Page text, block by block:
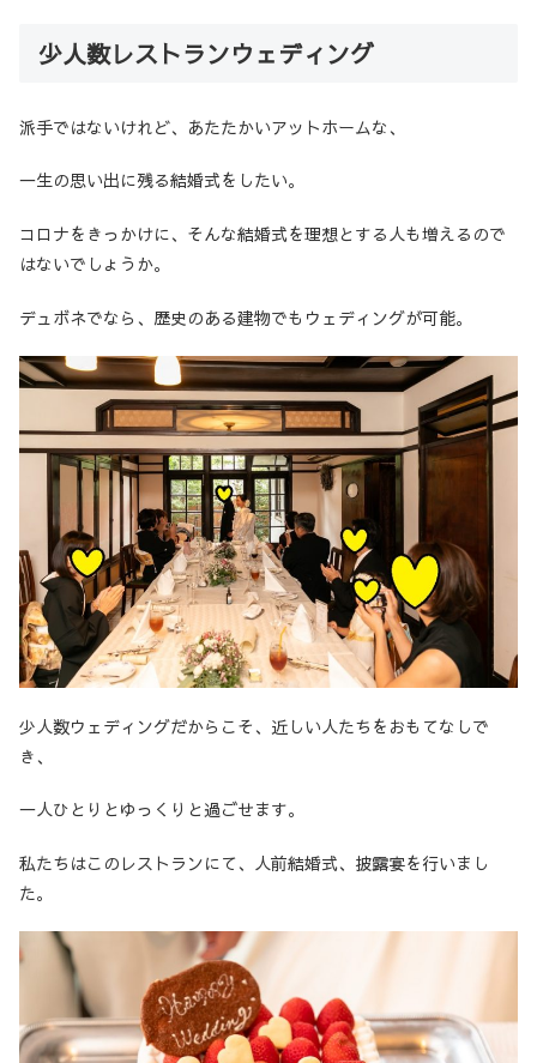
少人数レストランウェディング
派手ではないけれど、あたたかいアットホームな、
一生の思い出に残る結婚式をしたい。
コロナをきっかけに、そんな結婚式を理想とする人も増えるので
はないでしょうか。
デュボネでなら、歴史のある建物でもウェディングが可能。
少人数ウェディングだからこそ、近しい人たちをおもてなしで
き、
一人ひとりとゆっくりと過ごせます。
私たちはこのレストランにて、人前結婚式、披露宴を行いまし
た。